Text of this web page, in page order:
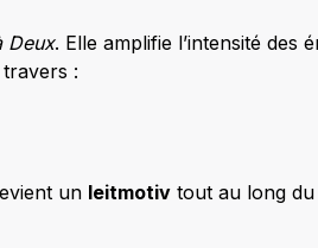
Deux. Elle amplifie l’intensité des
:
un leitmotiv tout au long